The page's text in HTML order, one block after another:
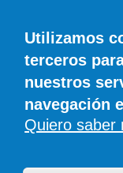
Hierro
EFE 0 COMENTARIOS
© SIROCO
886 |
Utilizamos
terceros
nuestros
navegación
Quiero saber